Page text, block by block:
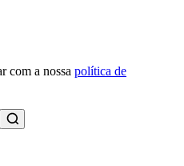
com a nossa política de